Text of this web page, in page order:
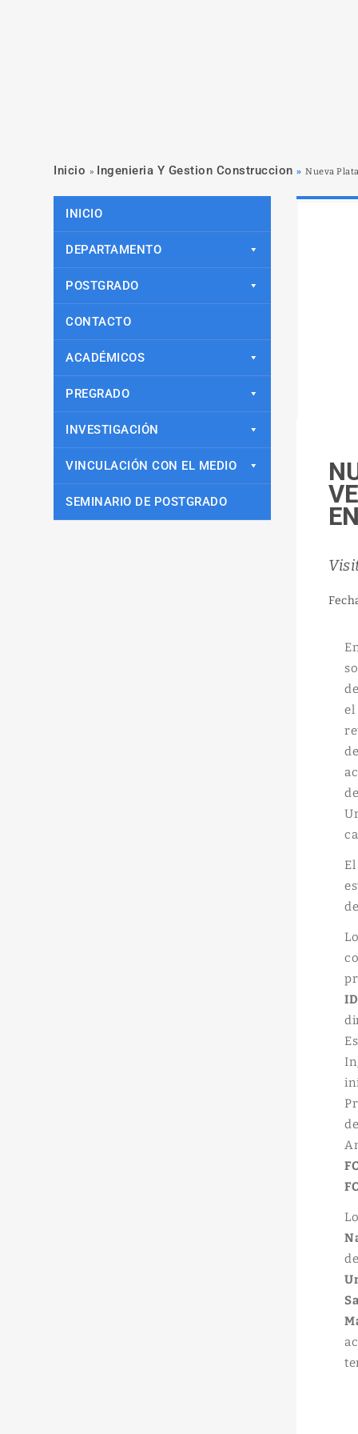
Inicio » Ingenieria Y Gestion Construccion » Nueva
INICIO
DEPARTAMENTO
POSTGRADO
CONTACTO
ACADÉMICOS
PREGRADO
INVESTIGACIÓN
VINCULACIÓN CON EL MEDIO
SEMINARIO DE POSTGRADO
el